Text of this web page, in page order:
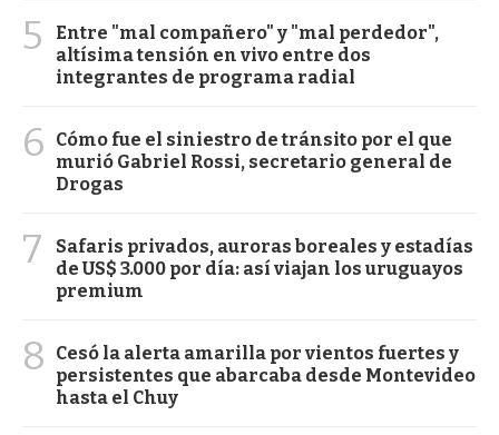
5
Entre "mal compañero" y "mal perdedor",
altísima tensión en vivo entre dos
integrantes de programa radial
6
Cómo fue el siniestro de tránsito por el que
murió Gabriel Rossi, secretario general de
Drogas
7
Safaris privados, auroras boreales y estadías
de US$ 3.000 por día: así viajan los uruguayos
premium
8
Cesó la alerta amarilla por vientos fuertes y
persistentes que abarcaba desde Montevideo
hasta el Chuy